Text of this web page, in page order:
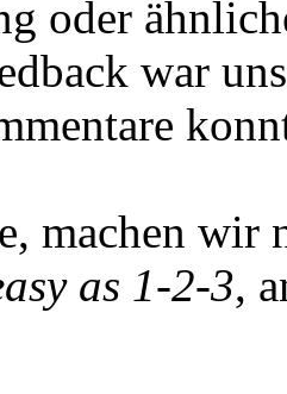
oder
war
machen wir
as 1-2-3,